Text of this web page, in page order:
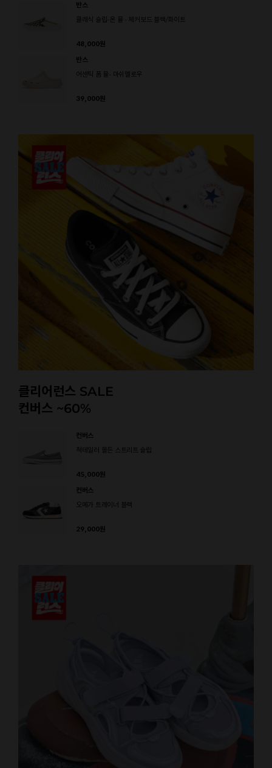
반스
클래식 슬립-온 뮬 - 체커보드 블랙/화이트
48,000원
반스
어센틱 폼 뮬- 마쉬멜로우
39,000원
클리어런스 SALE
컨버스 ~60%
컨버스
척테일러 몰든 스트리트 슬립
45,000원
컨버스
오메가 트레이너 블랙
29,000원